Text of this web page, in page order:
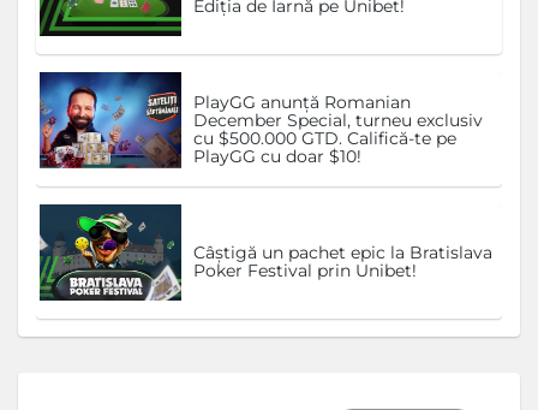
Ediția de Iarnă pe Unibet!
PlayGG anunță Romanian
December Special, turneu exclusiv
cu $500.000 GTD. Califică-te pe
PlayGG cu doar $10!
Câștigă un pachet epic la Bratislava
Poker Festival prin Unibet!